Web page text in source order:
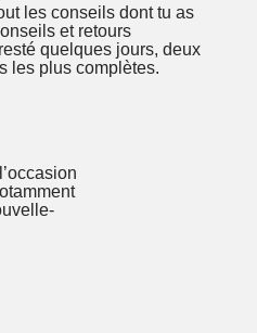
les conseils dont tu as
et retours
quelques jours, deux
les plus complètes.